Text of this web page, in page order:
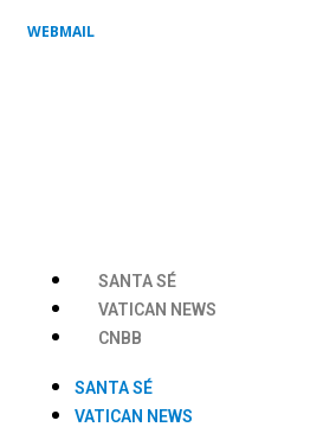
WEBMAIL
SANTA SÉ
VATICAN NEWS
CNBB
SANTA SÉ
VATICAN NEWS